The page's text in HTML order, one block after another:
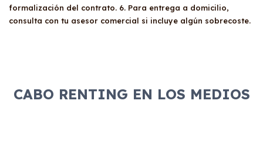
formalización del contrato. 6. Para entrega a domicilio,
consulta con tu asesor comercial si incluye algún sobrecoste.
CABO RENTING EN LOS MEDIOS